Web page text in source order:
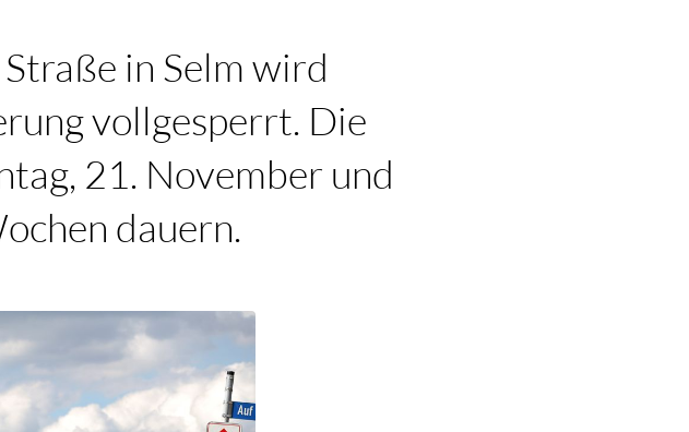
in Selm wird
vollgesperrt. Die
21. November und
dauern.